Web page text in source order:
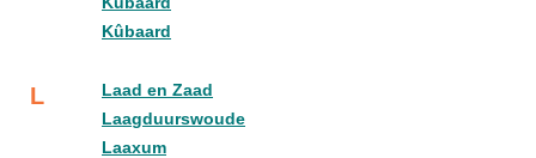
Kûbaard
L
Laad en Zaad
Laagduurswoude
Laaxum